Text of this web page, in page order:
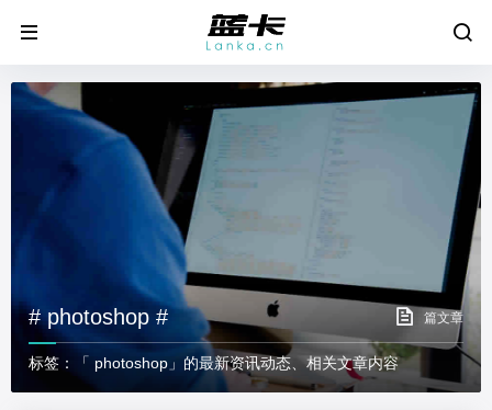
# photoshop # 篇文章
标签：「 photoshop」的最新资讯动态、相关文章内容